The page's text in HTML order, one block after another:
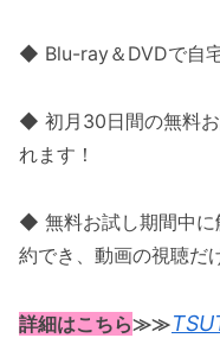
◆ Blu-ray＆DVDで自
◆ 初月30日間の無料お
れます！
◆ 無料お試し期間中に
約でき、動画の視聴だ
詳細はこちら≫≫